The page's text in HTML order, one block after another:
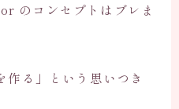
のコンセプトはブレま
作る」という思いつき